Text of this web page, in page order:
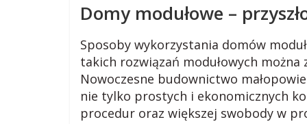
Domy modułowe –
Sposoby wykorzystania domów
takich rozwiązań modułowych można
Nowoczesne budownictwo
nie tylko prostych i ekonomicznych
procedur oraz większej swobody w